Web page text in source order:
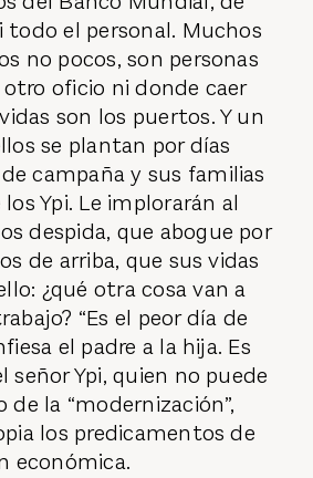
todo el personal. Muchos
no pocos, son personas
oficio ni donde caer
son los puertos. Y un
se plantan por días
campaña y sus familias
Ypi. Le implorarán al
despida, que abogue por
de arriba, que sus vidas
¿qué otra cosa van a
“Es el peor día de
el padre a la hija. Es
señor Ypi, quien no puede
la “modernización”,
los predicamentos de
económica.